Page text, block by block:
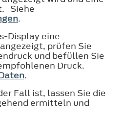
Siehe
.
Display eine
prüfen Sie
und befüllen Sie
Druck.
.
Fall ist, lassen Sie die
ermitteln und